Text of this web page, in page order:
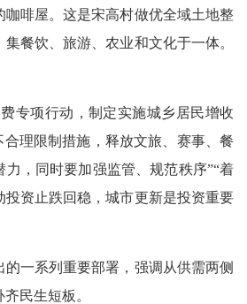
咖啡屋。这是宋高村做优全域土地整
餐饮、旅游、农业和文化于一体。
项行动，制定实施城乡居民增收
合理限制措施，释放文旅、赛事、餐
，同时要加强监管、规范秩序”“着
投资止跌回稳，城市更新是投资重要
一系列重要部署，强调从供需两侧
民生短板。